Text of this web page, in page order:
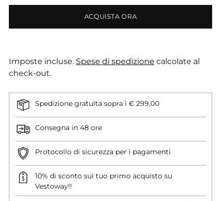
ACQUISTA ORA
Imposte incluse. Spese di spedizione calcolate al
check-out.
Spedizione gratuita sopra i € 299,00
Consegna in 48 ore
Protocollo di sicurezza per i pagamenti
10% di sconto sul tuo primo acquisto su
Vestoway!!